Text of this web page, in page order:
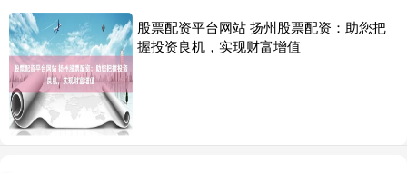
股票配资平台网站 扬州股票配资：助您把
握投资良机，实现财富增值